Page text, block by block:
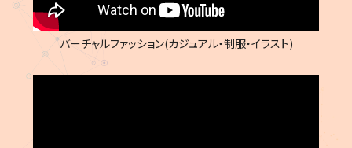
バーチャルファッション(カジュアル・制服・イラスト)